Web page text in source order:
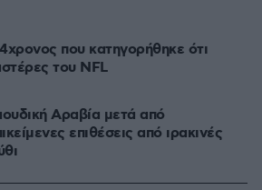
που κατηγορήθηκε ότι
του NFL
Αραβία μετά από
επιθέσεις από ιρακινές